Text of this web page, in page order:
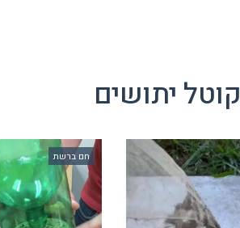
קוטל יתושים
חם ברשת